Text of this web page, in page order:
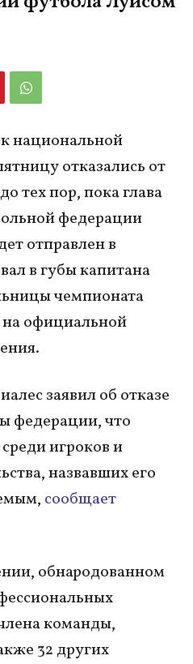
национальной
отказались от
тех пор, пока глава
федерации
отправлен в
в губы капитана
чемпионата
официальной
заявил об отказе
федерации, что
игроков и
назвавших его
сообщает
обнародованном
команды,
32 других